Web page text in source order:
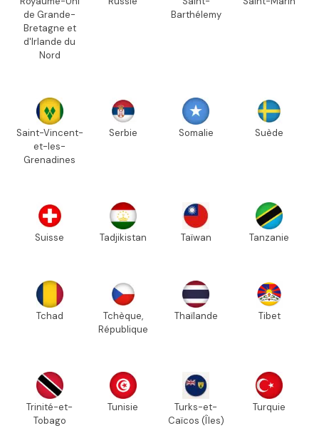
de Grande-
Bretagne et
d'Irlande du
Nord
Barthélemy
Saint-Vincent-
et-les-
Grenadines
Serbie Somalie Suède
Suisse Tadjikistan Taïwan Tanzanie
Tchad
Tchèque,
République
Thaïlande Tibet
Trinité-et-
Tobago
Tunisie
Turks-et-
Caïcos (Îles)
Turquie